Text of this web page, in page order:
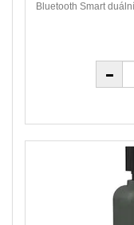
Bluetooth Smart